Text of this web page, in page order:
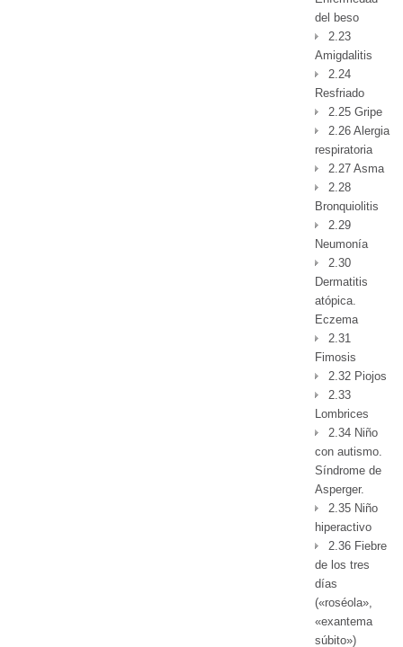
del beso
2.23
Amigdalitis
2.24
Resfriado
2.25 Gripe
2.26 Alergia
respiratoria
2.27 Asma
2.28
Bronquiolitis
2.29
Neumonía
2.30
Dermatitis
atópica.
Eczema
2.31
Fimosis
2.32 Piojos
2.33
Lombrices
2.34 Niño
con autismo.
Síndrome de
Asperger.
2.35 Niño
hiperactivo
2.36 Fiebre
de los tres
días
(«roséola»,
«exantema
súbito»)